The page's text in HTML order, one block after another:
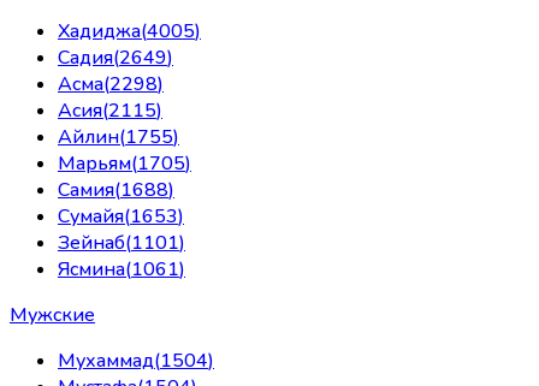
Хадиджа(4005)
Садия(2649)
Асма(2298)
Асия(2115)
Айлин(1755)
Марьям(1705)
Самия(1688)
Сумайя(1653)
Зейнаб(1101)
Ясмина(1061)
Мужские
Мухаммад(1504)